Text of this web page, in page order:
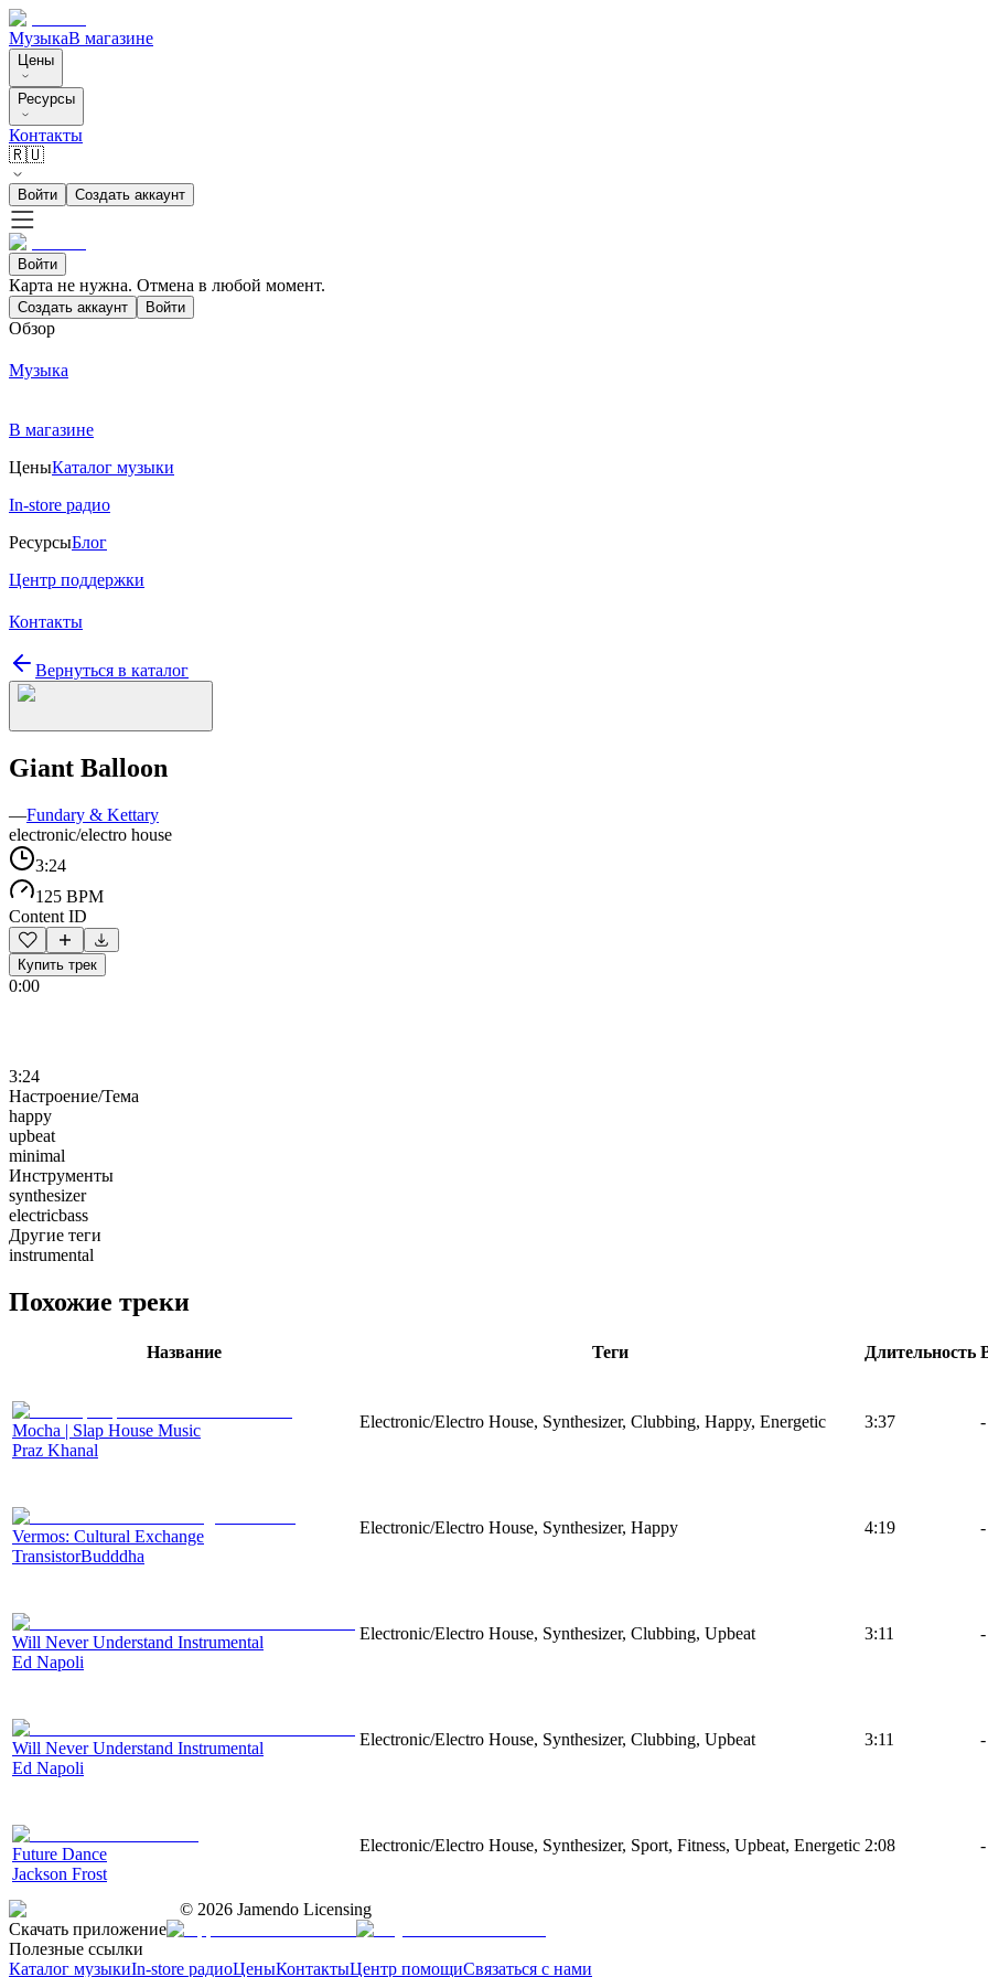
МузыкаВ магазине
Цены
Ресурсы
Контакты
🇷🇺
Войти Создать аккаунт
Войти
Карта не нужна. Отмена в любой момент.
Создать аккаунт Войти
Обзор
Музыка
В магазине
ЦеныКаталог музыки
In-store радио
РесурсыБлог
Центр поддержки
Контакты
Вернуться в каталог
Giant Balloon
—Fundary & Kettary
electronic/electro house
3:24
125 BPM
Content ID
Купить трек
0:00
3:24
Настроение/Тема
happy
upbeat
minimal
Инструменты
synthesizer
electricbass
Другие теги
instrumental
Похожие треки
Название Теги Длительность
Mocha | Slap House Music
Praz Khanal
Electronic/Electro House, Synthesizer, Clubbing, Happy, Energetic 3:37 -
Vermos: Сultural Exchange
TransistorBudddha
Electronic/Electro House, Synthesizer, Happy 4:19 -
Will Never Understand Instrumental
Ed Napoli
Electronic/Electro House, Synthesizer, Clubbing, Upbeat 3:11 -
Will Never Understand Instrumental
Ed Napoli
Electronic/Electro House, Synthesizer, Clubbing, Upbeat 3:11 -
Future Dance
Jackson Frost
Electronic/Electro House, Synthesizer, Sport, Fitness, Upbeat, Energetic 2:08 -
© 2026 Jamendo Licensing
Скачать приложение
Полезные ссылки
Каталог музыкиIn-store радиоЦеныКонтактыЦентр помощиСвязаться с нами